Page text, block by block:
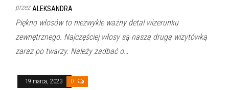
przez ALEKSANDRA
Piękno włosów to niezwykle ważny detal wizerunku
zewnętrznego. Najczęściej włosy są naszą drugą wizytówką
zaraz po twarzy. Należy zadbać o…
19 marca, 2023 0